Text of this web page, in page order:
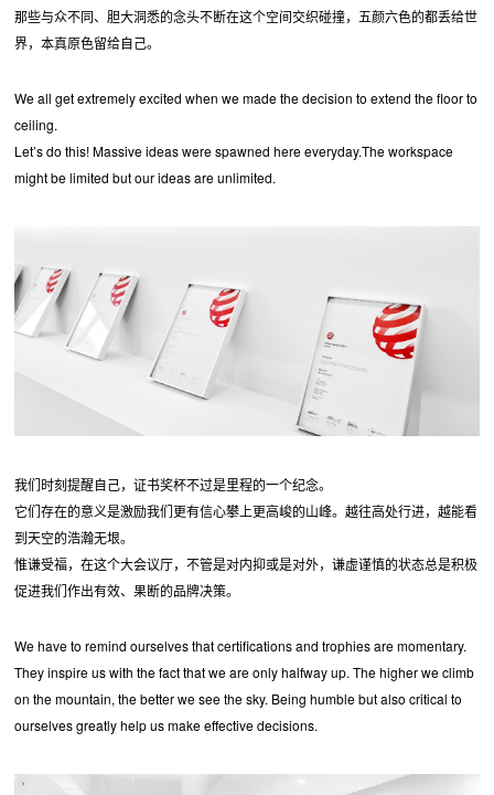
那些与众不同、胆大洞悉的念头不断在这个空间交织碰撞，五颜六色的都丢给世
界，本真原色留给自己。
We all get extremely excited when we made the decision to extend the floor to
ceiling.
Let’s do this! Massive ideas were spawned here everyday.The workspace
might be limited but our ideas are unlimited.
我们时刻提醒自己，证书奖杯不过是里程的一个纪念。
它们存在的意义是激励我们更有信心攀上更高峻的山峰。越往高处行进，越能看
到天空的浩瀚无垠。
惟谦受福，在这个大会议厅，不管是对内抑或是对外，谦虚谨慎的状态总是积极
促进我们作出有效、果断的品牌决策。
We have to remind ourselves that certifications and trophies are momentary.
They inspire us with the fact that we are only halfway up. The higher we climb
on the mountain, the better we see the sky. Being humble but also critical to
ourselves greatly help us make effective decisions.